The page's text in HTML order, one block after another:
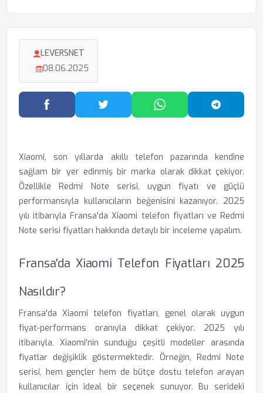
LEVERSNET
08.06.2025
Facebook'ta PaylaşTwitter'da PaylaşWhatsApp'ta Paylaş
Xiaomi, son yıllarda akıllı telefon pazarında kendine
sağlam bir yer edinmiş bir marka olarak dikkat çekiyor.
Özellikle Redmi Note serisi, uygun fiyatı ve güçlü
performansıyla kullanıcıların beğenisini kazanıyor. 2025
yılı itibarıyla Fransa'da Xiaomi telefon fiyatları ve Redmi
Note serisi fiyatları hakkında detaylı bir inceleme yapalım.
Fransa'da Xiaomi Telefon Fiyatları 2025
Nasıldır?
Fransa'da Xiaomi telefon fiyatları, genel olarak uygun
fiyat-performans oranıyla dikkat çekiyor. 2025 yılı
itibarıyla, Xiaomi'nin sunduğu çeşitli modeller arasında
fiyatlar değişiklik göstermektedir. Örneğin, Redmi Note
serisi, hem gençler hem de bütçe dostu telefon arayan
kullanıcılar için ideal bir seçenek sunuyor. Bu serideki